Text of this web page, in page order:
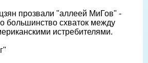
прозвали "аллеей МиГов" -
большинство схваток между
истребителями.